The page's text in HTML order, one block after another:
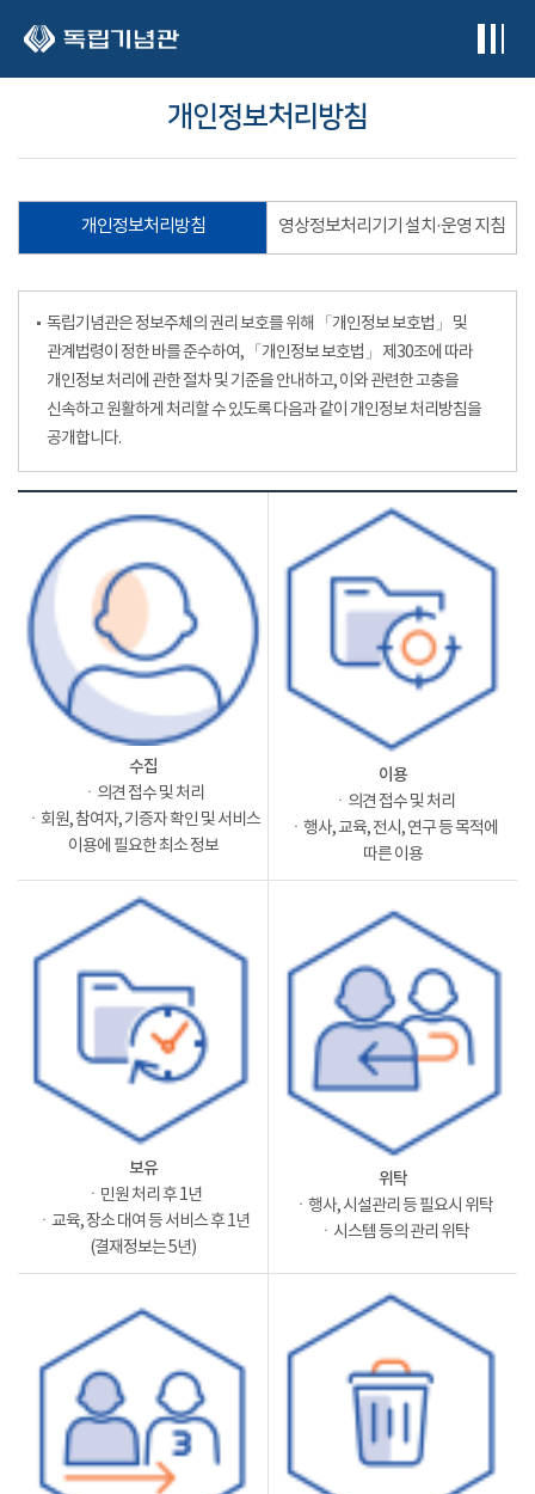
개인정보처리방침
개인정보처리방침 영상정보처리기기 설치·운영 지침
독립기념관은 정보주체의 권리 보호를 위해 「개인정보 보호법」 및
관계법령이 정한 바를 준수하여, 「개인정보 보호법」 제30조에 따라
개인정보 처리에 관한 절차 및 기준을 안내하고, 이와 관련한 고충을
신속하고 원활하게 처리할 수 있도록 다음과 같이 개인정보 처리방침을
공개합니다.
수집
ㆍ의견 접수 및 처리
ㆍ회원, 참여자, 기증자 확인 및 서비스
이용에 필요한 최소 정보
이용
ㆍ의견 접수 및 처리
ㆍ행사, 교육, 전시, 연구 등 목적에
따른 이용
보유
ㆍ민원 처리 후 1년
ㆍ교육, 장소 대여 등 서비스 후 1년
(결재정보는 5년)
위탁
ㆍ행사, 시설관리 등 필요시 위탁
ㆍ시스템 등의 관리 위탁